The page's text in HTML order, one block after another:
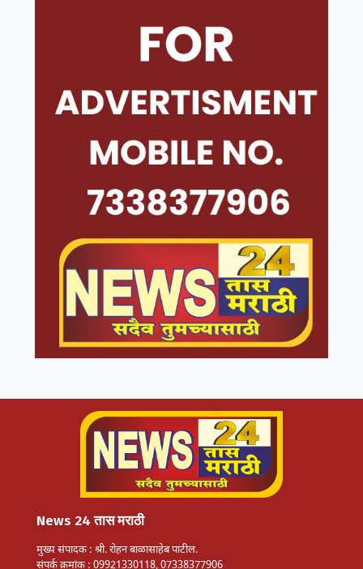
News 24 तास मराठी
मुख्य संपादक : श्री. रोहन बाळासाहेब पाटील.
संपर्क क्रमांक : 09921330118, 07338377906